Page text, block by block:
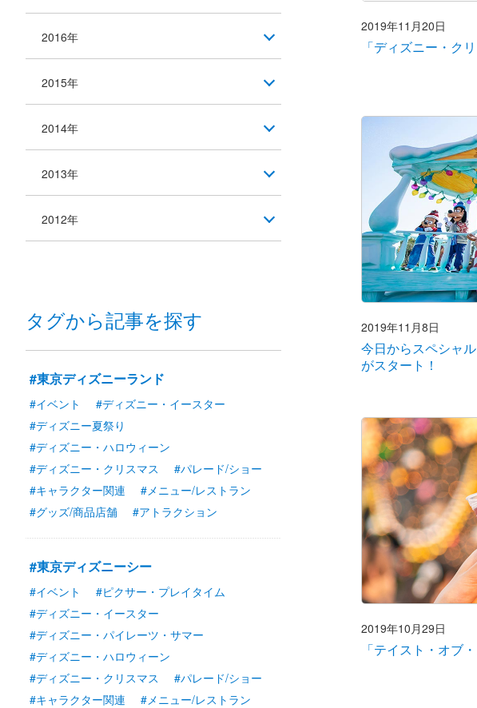
2019年11月20日
「ディズニー・ク
2019年11月8日
今日からスペシャ
がスタート！
2019年10月29日
「テイスト・オブ
2016年
2015年
2014年
2013年
2012年
タグから記事を探す
#東京ディズニーランド
#イベント
#ディズニー・イースター
#ディズニー夏祭り
#ディズニー・ハロウィーン
#ディズニー・クリスマス
#パレード/ショー
#キャラクター関連
#メニュー/レストラン
#グッズ/商品店舗
#アトラクション
#東京ディズニーシー
#イベント
#ピクサー・プレイタイム
#ディズニー・イースター
#ディズニー・パイレーツ・サマー
#ディズニー・ハロウィーン
#ディズニー・クリスマス
#パレード/ショー
#キャラクター関連
#メニュー/レストラン